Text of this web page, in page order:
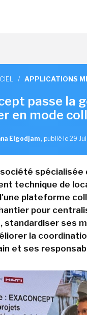
/ APPLICATIONS
passe la
en mode
Elgodjam , publié le 29
spécialisée
technique de
plateforme
pour
standardiser ses
la
et ses